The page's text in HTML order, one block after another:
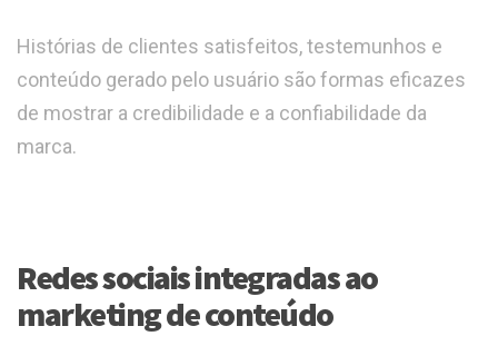
Histórias de clientes satisfeitos, testemunhos e
conteúdo gerado pelo usuário são formas eficazes
de mostrar a credibilidade e a confiabilidade da
marca.
Redes sociais integradas ao
marketing de conteúdo